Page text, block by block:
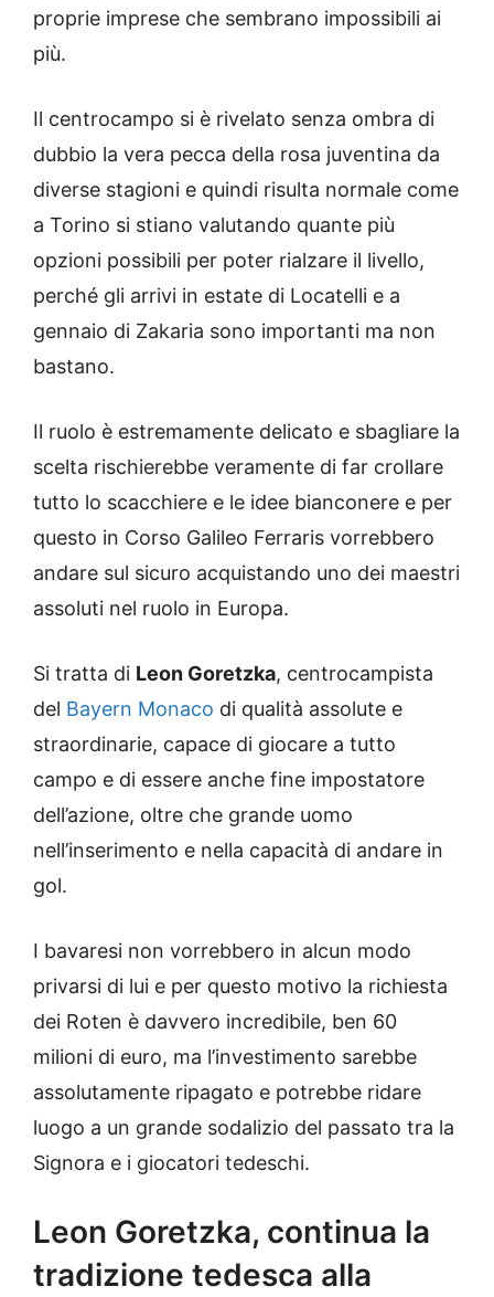
proprie imprese che sembrano impossibili ai
più.
Il centrocampo si è rivelato senza ombra di
dubbio la vera pecca della rosa juventina da
diverse stagioni e quindi risulta normale come
a Torino si stiano valutando quante più
opzioni possibili per poter rialzare il livello,
perché gli arrivi in estate di Locatelli e a
gennaio di Zakaria sono importanti ma non
bastano.
Il ruolo è estremamente delicato e sbagliare la
scelta rischierebbe veramente di far crollare
tutto lo scacchiere e le idee bianconere e per
questo in Corso Galileo Ferraris vorrebbero
andare sul sicuro acquistando uno dei maestri
assoluti nel ruolo in Europa.
Si tratta di Leon Goretzka, centrocampista
del Bayern Monaco di qualità assolute e
straordinarie, capace di giocare a tutto
campo e di essere anche fine impostatore
dell’azione, oltre che grande uomo
nell’inserimento e nella capacità di andare in
gol.
I bavaresi non vorrebbero in alcun modo
privarsi di lui e per questo motivo la richiesta
dei Roten è davvero incredibile, ben 60
milioni di euro, ma l’investimento sarebbe
assolutamente ripagato e potrebbe ridare
luogo a un grande sodalizio del passato tra la
Signora e i giocatori tedeschi.
Leon Goretzka, continua la
tradizione tedesca alla